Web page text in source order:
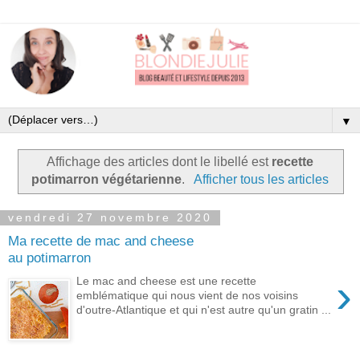
▼
Affichage des articles dont le libellé est recette
potimarron végétarienne. Afficher tous les articles
vendredi 27 novembre 2020
Ma recette de mac and cheese
au potimarron
›
Le mac and cheese est une recette
emblématique qui nous vient de nos voisins
d'outre-Atlantique et qui n'est autre qu'un gratin ...